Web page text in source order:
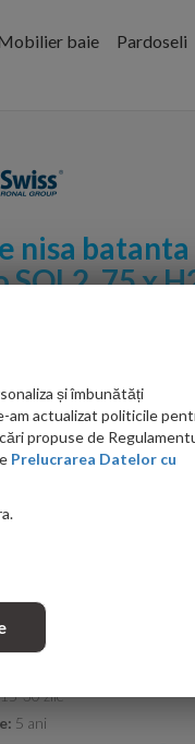
baie Pardoseli
nisa
SOL2, 75 x
RON
RON
in alta parte mai
GRATUIT la comenzi
15-30 zile
5 ani
și îmbunătăți
am actualizat politicile
propuse de
Prelucrarea Datelor cu